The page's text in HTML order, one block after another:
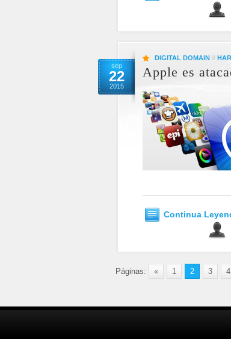
sep
22
2015
DIGITAL DOMAIN //
Apple es
Continua
Páginas: « 1 2 3 4